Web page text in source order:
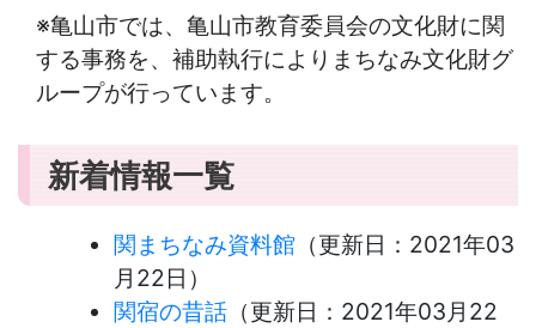
※亀山市では、亀山市教育委員会の文化財に関
する事務を、補助執行によりまちなみ文化財グ
ループが行っています。
新着情報一覧
関まちなみ資料館 （更新日： 2021年03
月22日 ）
関宿の昔話 （更新日： 2021年03月22